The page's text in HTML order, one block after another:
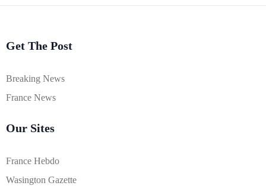
Get The Post
Breaking News
France News
Our Sites
France Hebdo
Wasington Gazette